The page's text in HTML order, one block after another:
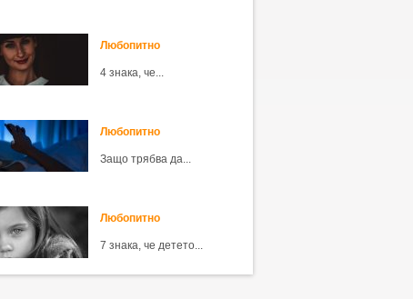
Любопитно
4 знака, че...
Любопитно
Защо трябва да...
Любопитно
7 знака, че детето...